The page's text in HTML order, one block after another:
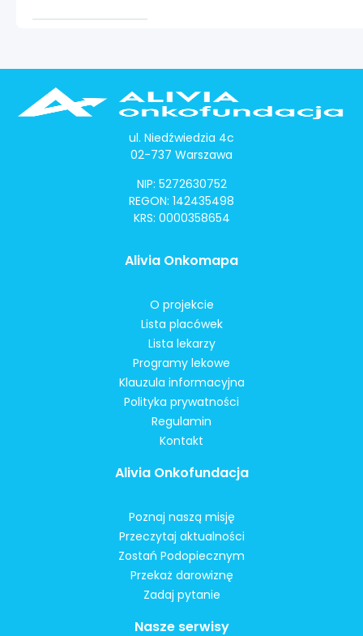
ul. Niedźwiedzia 4c
02-737 Warszawa
NIP: 5272630752
REGON: 142435498
KRS: 0000358654
Alivia Onkomapa
O projekcie
Lista placówek
Lista lekarzy
Programy lekowe
Klauzula informacyjna
Polityka prywatności
Regulamin
Kontakt
Alivia Onkofundacja
Poznaj naszą misję
Przeczytaj aktualności
Zostań Podopiecznym
Przekaż darowiznę
Zadaj pytanie
Nasze serwisy